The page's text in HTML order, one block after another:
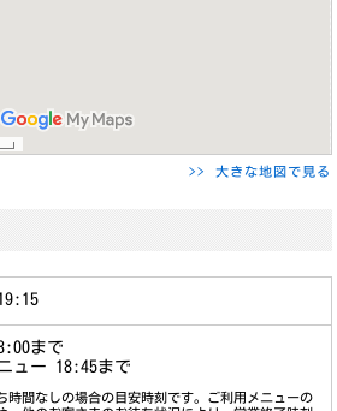
>> 大きな地図で見る
まで
ュー 18:45まで
時間なしの場合の目安時刻です。ご利用メニューの